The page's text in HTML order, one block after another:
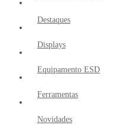
Destaques
Displays
Equipamento ESD
Ferramentas
Novidades